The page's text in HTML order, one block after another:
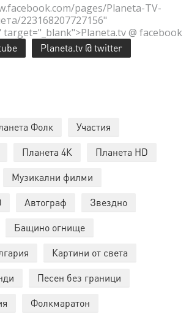
pages/Planeta-TV-
223168207727156"
target="_blank">Planeta.tv @ facebook
Planeta.tv @ twitter
Фолк
Участия
Планета 4К
Планета HD
Музикални филми
Автограф
Звездно
Бащино огнище
Картини от света
Песен без граници
Фолкмаратон